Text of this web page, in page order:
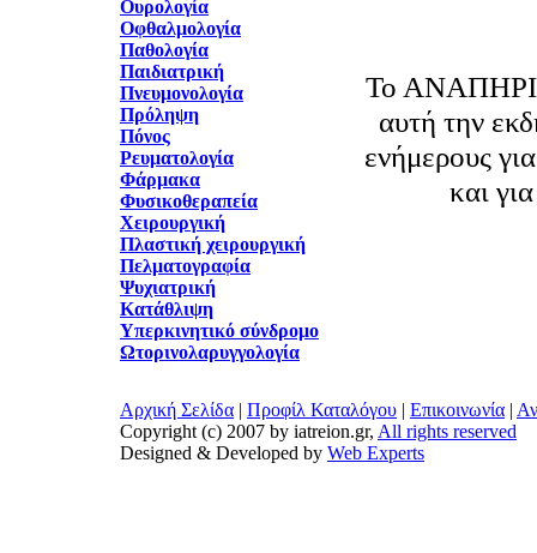
Ουρολογία
Οφθαλμολογία
Παθολογία
Παιδιατρική
Πνευμονολογία
Πρόληψη
Πόνος
Ρευματολογία
Φάρμακα
Φυσικοθεραπεία
Χειρουργική
Πλαστική χειρουργική
Πελματογραφία
Ψυχιατρική
Κατάθλιψη
Υπερκινητικό σύνδρομο
Ωτορινολαρυγγολογία
Το
αυτή την
ενήμερους
και
Αρχική Σελίδα | Προφίλ Καταλόγου | Επικοινωνία |
Copyright (c) 2007 by iatreion.gr, All rights reserved
Designed & Developed by Web Experts